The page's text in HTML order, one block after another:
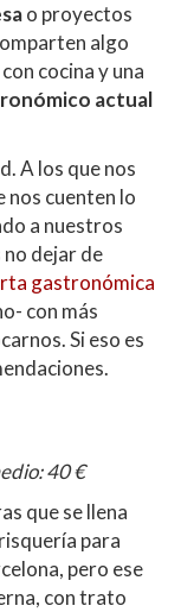
o proyectos
algo
cocina y una
actual
A los que nos
nos cuenten lo
a nuestros
dejar de
gastronómica
con más
Si eso es
40 €
que se llena
para
pero ese
con trato